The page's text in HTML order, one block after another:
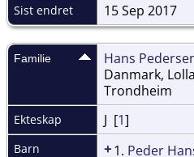
Sist endret 15 Sep 2017
Familie Hans
Danmark,
Trondheim
Ekteskap J [1]
Barn +1. Peder